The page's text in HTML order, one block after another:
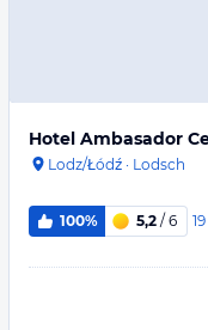
Hotel Ambasador
Lodz/Łódź · Lodsch
100% 5,2 / 6 19